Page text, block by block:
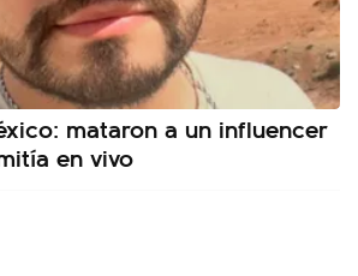
mataron a un influencer
en vivo